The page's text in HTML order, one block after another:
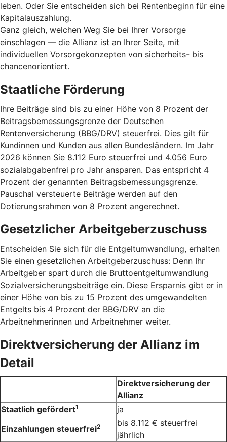
leben. Oder Sie entscheiden sich bei Rentenbeginn für eine
Kapitalauszahlung.
Ganz gleich, welchen Weg Sie bei Ihrer Vorsorge
einschlagen — die Allianz ist an Ihrer Seite, mit
individuellen Vorsorgekonzepten von sicherheits- bis
chancenorientiert.
Staatliche Förderung
Ihre Beiträge sind bis zu einer Höhe von 8 Prozent der
Beitragsbemessungsgrenze der Deutschen
Rentenversicherung (BBG/DRV) steuerfrei. Dies gilt für
Kundinnen und Kunden aus allen Bundesländern. Im Jahr
2026 können Sie 8.112 Euro steuerfrei und 4.056 Euro
sozialabgabenfrei pro Jahr ansparen. Das entspricht 4
Prozent der genannten Beitragsbemessungsgrenze.
Pauschal versteuerte Beiträge werden auf den
Dotierungsrahmen von 8 Prozent angerechnet.
Gesetzlicher Arbeitgeberzuschuss
Entscheiden Sie sich für die Entgeltumwandlung, erhalten
Sie einen gesetzlichen Arbeitgeberzuschuss: Denn Ihr
Arbeitgeber spart durch die Bruttoentgeltumwandlung
Sozialversicherungsbeiträge ein. Diese Ersparnis gibt er in
einer Höhe von bis zu 15 Prozent des umgewandelten
Entgelts bis 4 Prozent der BBG/DRV an die
Arbeitnehmerinnen und Arbeitnehmer weiter.
Direktversicherung der Allianz im
Detail
Direktversicherung der
Allianz
Staatlich gefördert1
ja
Einzahlungen steuerfrei2
bis 8.112 € steuerfrei
jährlich